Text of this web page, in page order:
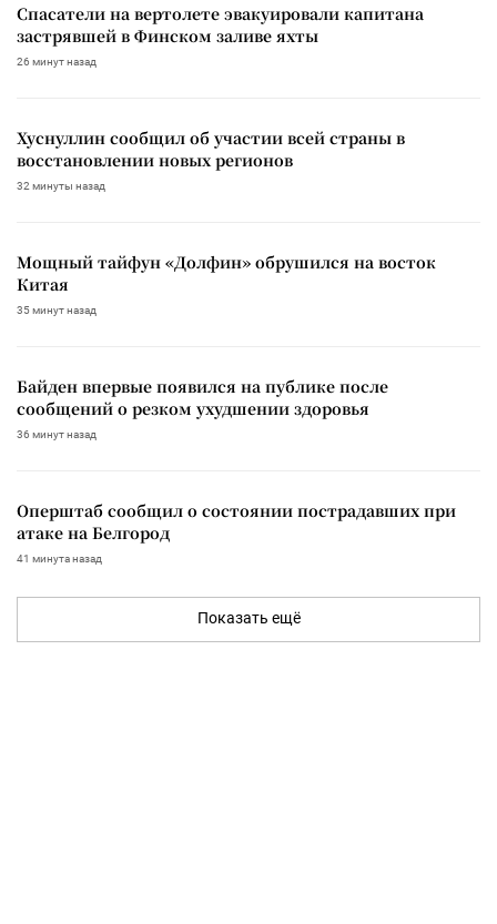
Спасатели на вертолете эвакуировали капитана
застрявшей в Финском заливе яхты
26 минут назад
Хуснуллин сообщил об участии всей страны в
восстановлении новых регионов
32 минуты назад
Мощный тайфун «Долфин» обрушился на восток
Китая
35 минут назад
Байден впервые появился на публике после
сообщений о резком ухудшении здоровья
36 минут назад
Оперштаб сообщил о состоянии пострадавших при
атаке на Белгород
41 минута назад
Показать ещё